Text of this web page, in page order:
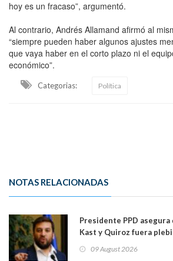
hoy es un fracaso”, argumentó.
Al contrario, Andrés Allamand afirmó al
“siempre pueden haber algunos ajustes
que vaya haber en el corto plazo ni el
económico”.
Categorias: Política
NOTAS RELACIONADAS
Presidente PPD asegura
Kast y Quiroz fuera
a favor de la oposición,
09 August 2026